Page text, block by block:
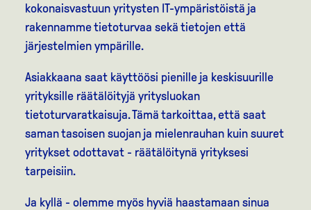
kokonaisvastuun yritysten IT-ympäristöistä ja
rakennamme tietoturvaa sekä tietojen että
järjestelmien ympärille.
Asiakkaana saat käyttöösi pienille ja keskisuurille
yrityksille räätälöityjä yritysluokan
tietoturvaratkaisuja. Tämä tarkoittaa, että saat
saman tasoisen suojan ja mielenrauhan kuin suuret
yritykset odottavat - räätälöitynä yrityksesi
tarpeisiin.
Ja kyllä - olemme myös hyviä haastamaan sinua